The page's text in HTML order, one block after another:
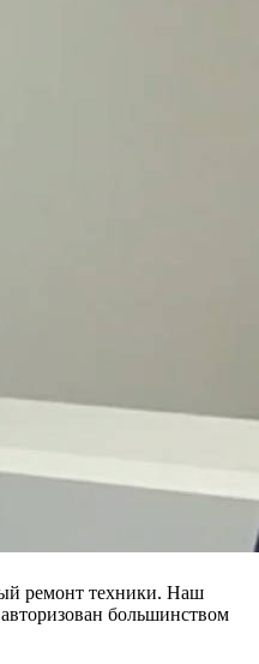
ремонт техники. Наш
большинством